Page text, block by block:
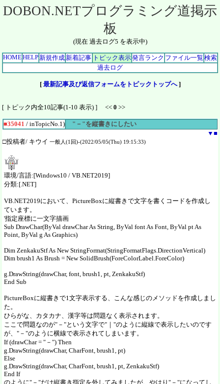
DOBON.NETプログラミング道掲示
板
(現在 過去ログ5 を表示中)
HOMEHELP 新規作成 新着記事 トピック表示発言ランク ファイル一覧 検索
過去ログ
[ 最新記事及び返信フォームをトピックトップへ]
[ トピック内全10記事(1-10 表示) ] << 0 >>
■35041 / inTopicNo.1)
"－"を縦書きにしたい
▼ ■
□投稿者/ キウイ 一般人(1回)-(2022/05/05(Thu) 19:15:33)
環境/言語:[Windows10 / VB.NET2019]
分類:[.NET]
VB.NET2019において、PictureBoxに縦書きで文字を書くコードを作成し
ています。
'指定座標に一文字描画
Sub DrawChar(ByVal drawChar As String, ByVal font As Font, ByVal pt As
Point, ByVal g As Graphics)
Dim ZenkakuStf As New StringFormat(StringFormatFlags.DirectionVertical)
Dim brush1 As Brush = New SolidBrush(ForeColorLabel.ForeColor)
g.DrawString(drawChar, font, brush1, pt, ZenkakuStf)
End Sub
PictureBoxに縦書きで1文字表示する、こんな感じのメソッドを作成しまし
た。
ひらがな、カタカナ、漢字等は問題なく表示されます。
ここで問題なのが"－"という文字で"｜"のように縦線で表示したいのです
が、"－"のように横線で表示されてしまいます。
If (drawChar = "－") Then
g.DrawString(drawChar, CharFont, brush1, pt)
Else
g.DrawString(drawChar, CharFont, brush1, pt, ZenkakuStf)
End If
のように"－"だけ縦書き指定を外してみましたが、やはり"－"になってし